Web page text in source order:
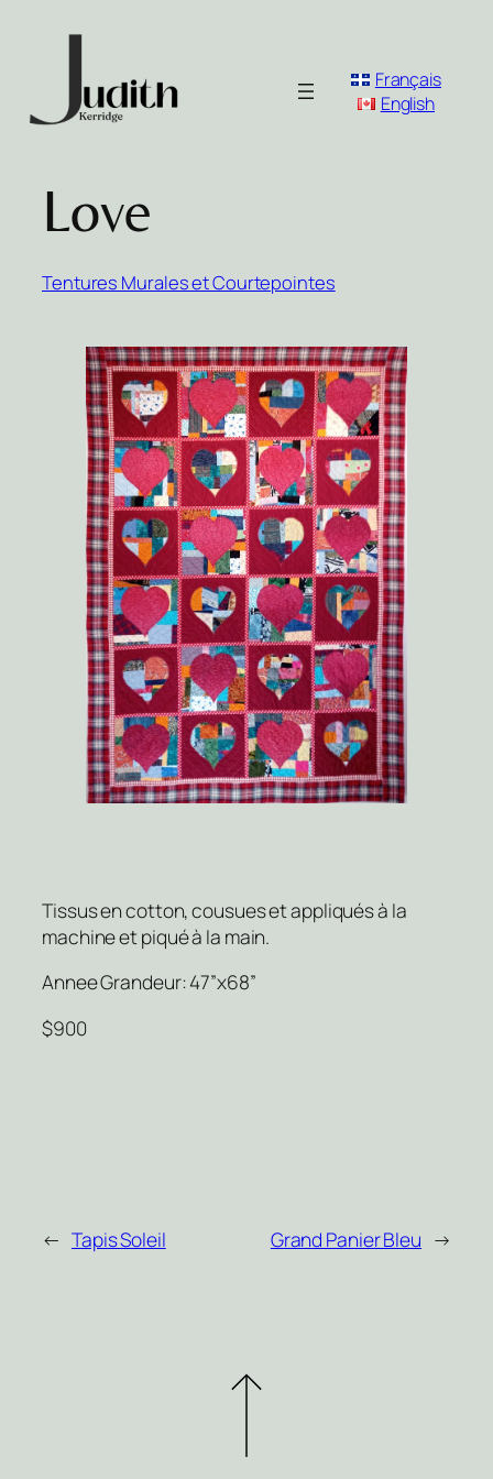
Français
English
Love
Tentures Murales et Courtepointes
Tissus en cotton, cousues et appliqués à la
machine et piqué à la main.
Annee Grandeur: 47”x68”
$900
← Tapis Soleil Grand Panier Bleu →